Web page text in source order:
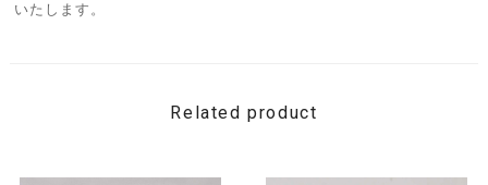
いたします。
Related product